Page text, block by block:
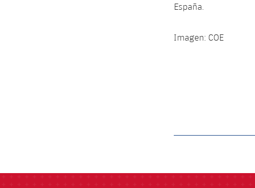
España.
Imagen: COE